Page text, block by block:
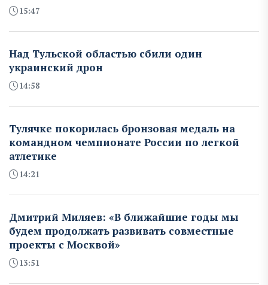
15:47
Над Тульской областью сбили один
украинский дрон
14:58
Тулячке покорилась бронзовая медаль на
командном чемпионате России по легкой
атлетике
14:21
Дмитрий Миляев: «В ближайшие годы мы
будем продолжать развивать совместные
проекты с Москвой»
13:51